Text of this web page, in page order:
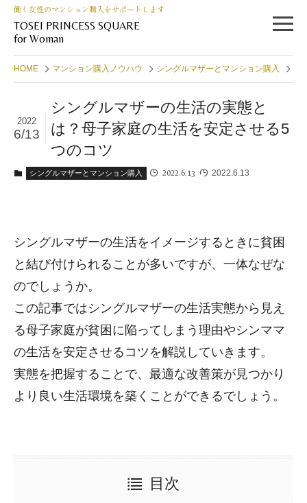
働く女性のマンション購入をサポートします
TOSEI PRINCESS SQUARE
for Woman
HOME マンション購入ノウハウ シングルマザーとマンション購入
シングルマザーの生活の実態と
は？母子家庭の生活を安定させる5
つのコツ
2022
6/13
シングルマザーとマンション購入 2022.6.13 2022.6.13
シングルマザーの生活をイメージするときに貧困
と結び付けられることが多いですが、一体なぜな
のでしょうか。
この記事ではシングルマザーの生活実態から見え
る母子家庭が貧困に陥ってしまう理由やシンママ
の生活を安定させるコツを解説していきます。
実態を把握することで、最適な改善策が見つかり
より良い生活環境を築くことができるでしょう。
目次